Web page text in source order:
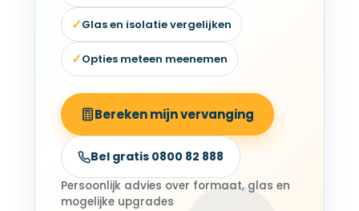
✓Glas en isolatie vergelijken
✓Opties meteen meenemen
Bereken mijn vervanging
Bel gratis 0800 82 888
Persoonlijk advies over formaat, glas en
mogelijke upgrades